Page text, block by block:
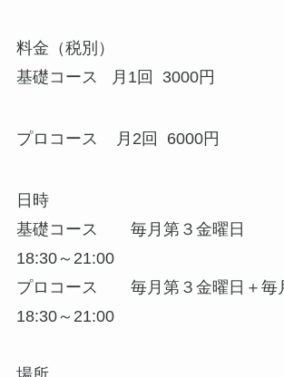
料金（税別）
基礎コース 月1回 3000円
プロコース 月2回 6000円
日時
基礎コース 毎月第３
18:30～21:00
プロコース 毎月第３金曜日＋毎
18:30～21:00